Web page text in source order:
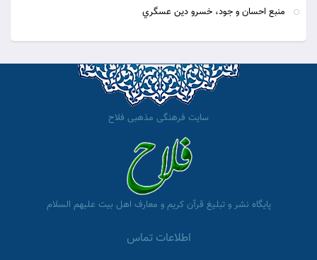
منبع احسان و جود، خسرو دين عسگري
سایت فرهنگی مذهبی فلاح
پایگاه نشر و تبلیغ قرآن کریم و معارف اهل بیت علیهم السلام
اطلاعات تماس